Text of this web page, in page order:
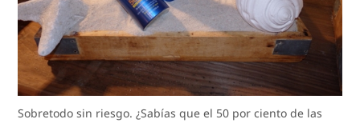
Sobretodo sin riesgo. ¿Sabías que el 50 por ciento de las